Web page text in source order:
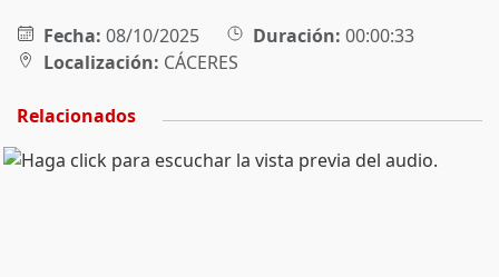
Fecha: 08/10/2025 Duración: 00:00:33
Localización: CÁCERES
Relacionados